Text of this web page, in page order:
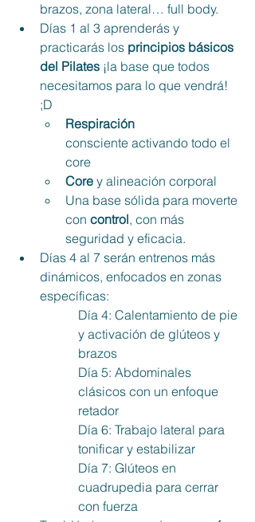
brazos, zona lateral… full body.
Días 1 al 3 aprenderás y
practicarás los principios básicos
del Pilates ¡la base que todos
necesitamos para lo que vendrá!
;D
Respiración
consciente activando todo el
core
Core y alineación corporal
Una base sólida para moverte
con control, con más
seguridad y eficacia.
Días 4 al 7 serán entrenos más
dinámicos, enfocados en zonas
específicas:
Día 4: Calentamiento de pie
y activación de glúteos y
brazos
Día 5: Abdominales
clásicos con un enfoque
retador
Día 6: Trabajo lateral para
tonificar y estabilizar
Día 7: Glúteos en
cuadrupedia para cerrar
con fuerza